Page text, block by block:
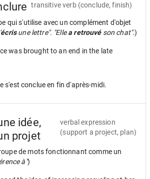
transitive verb (conclude, finish)
qui s'utilise avec un complément d'objet
écrisune lettre". "Ellea retrouvéson chat".)
was brought to an end in the late
s'est conclue en fin d'après-midi.
idée,
projet
verbal expression
(support a project, plan)
de mots fonctionnant comme un
à")